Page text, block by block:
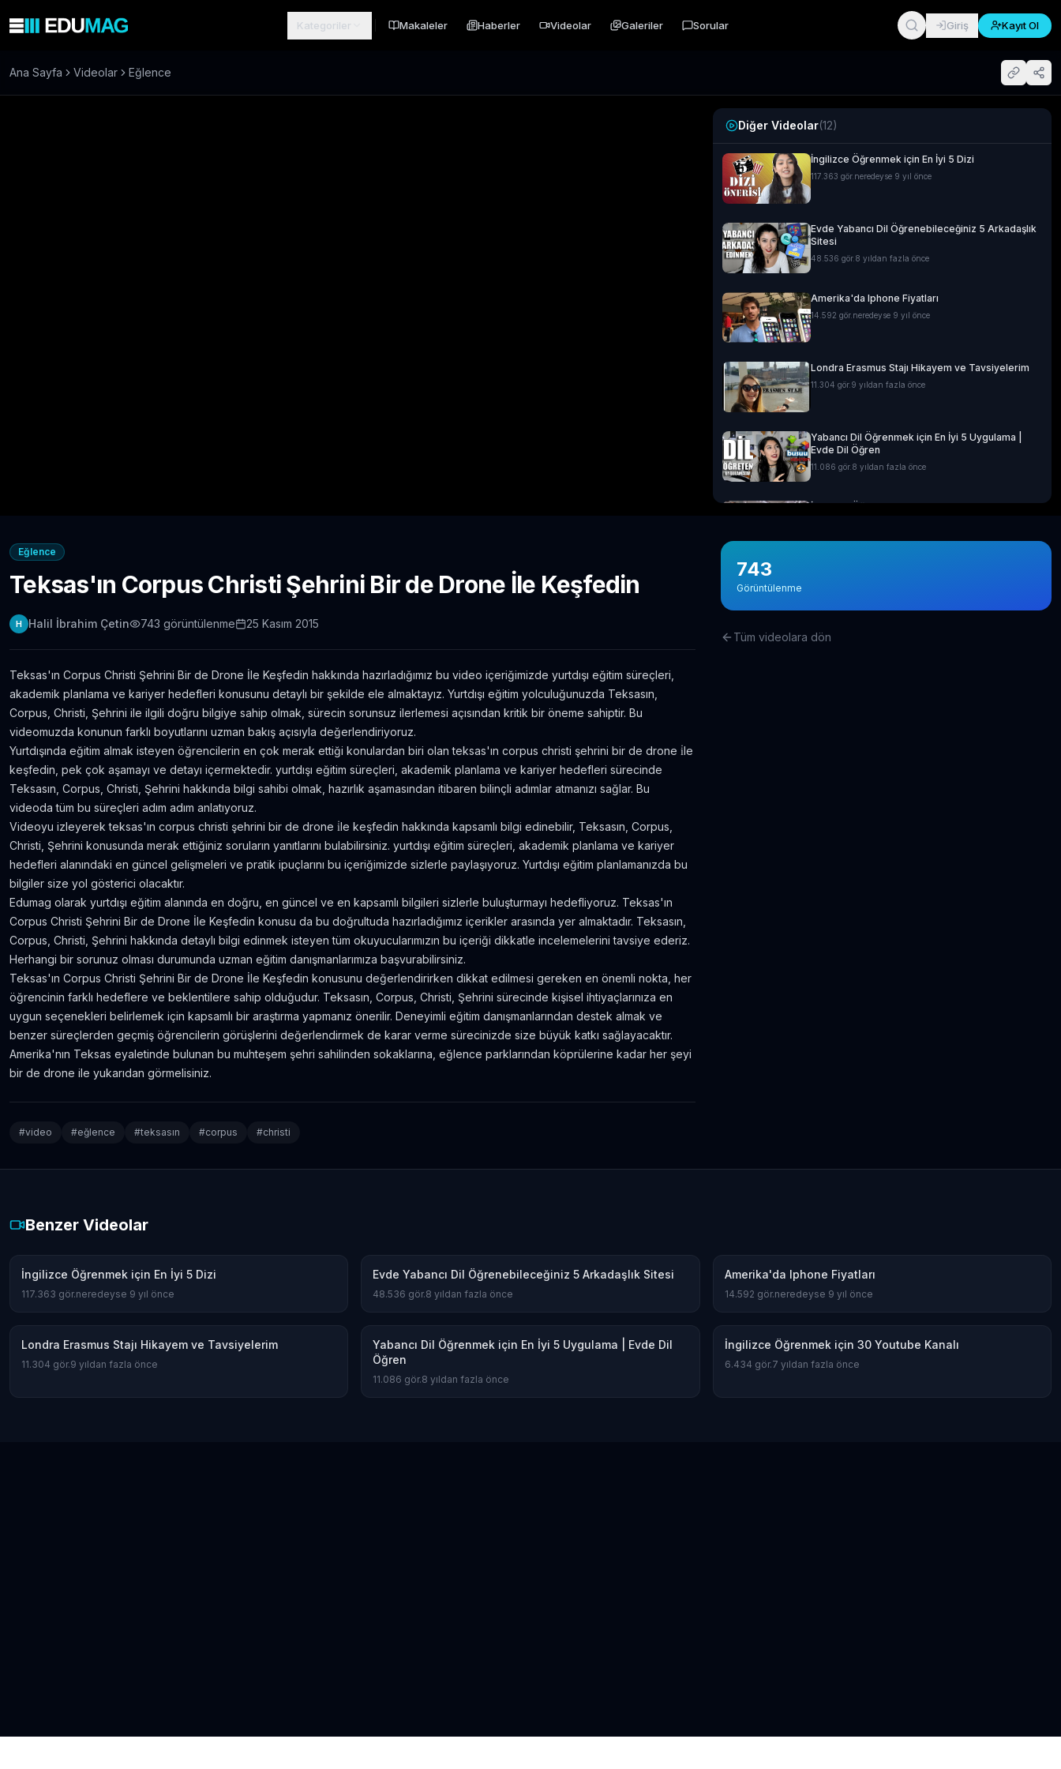
Kategoriler Makaleler Haberler Videolar Galeriler Sorular Giriş Kayıt Ol
Ana Sayfa Videolar Eğlence
Diğer Videolar(12)
İngilizce Öğrenmek için En İyi 5 Dizi
117.363 gör. neredeyse 9 yıl önce
Evde Yabancı Dil Öğrenebileceğiniz 5 Arkadaşlık
Sitesi
48.536 gör. 8 yıldan fazla önce
Amerika'da Iphone Fiyatları
14.592 gör. neredeyse 9 yıl önce
Londra Erasmus Stajı Hikayem ve Tavsiyelerim
11.304 gör. 9 yıldan fazla önce
Yabancı Dil Öğrenmek için En İyi 5 Uygulama |
Evde Dil Öğren
11.086 gör. 8 yıldan fazla önce
İngilizce Öğrenmek için 30 Youtube Kanalı
Eğlence
Teksas'ın Corpus Christi Şehrini Bir de Drone İle Keşfedin
H Halil İbrahim Çetin 743 görüntülenme 25 Kasım 2015
Teksas'ın Corpus Christi Şehrini Bir de Drone İle Keşfedin hakkında hazırladığımız bu video içeriğimizde yurtdışı eğitim süreçleri,
akademik planlama ve kariyer hedefleri konusunu detaylı bir şekilde ele almaktayız. Yurtdışı eğitim yolculuğunuzda Teksasın,
Corpus, Christi, Şehrini ile ilgili doğru bilgiye sahip olmak, sürecin sorunsuz ilerlemesi açısından kritik bir öneme sahiptir. Bu
videomuzda konunun farklı boyutlarını uzman bakış açısıyla değerlendiriyoruz.
Yurtdışında eğitim almak isteyen öğrencilerin en çok merak ettiği konulardan biri olan teksas'ın corpus christi şehrini bir de drone i̇le
keşfedin, pek çok aşamayı ve detayı içermektedir. yurtdışı eğitim süreçleri, akademik planlama ve kariyer hedefleri sürecinde
Teksasın, Corpus, Christi, Şehrini hakkında bilgi sahibi olmak, hazırlık aşamasından itibaren bilinçli adımlar atmanızı sağlar. Bu
videoda tüm bu süreçleri adım adım anlatıyoruz.
Videoyu izleyerek teksas'ın corpus christi şehrini bir de drone i̇le keşfedin hakkında kapsamlı bilgi edinebilir, Teksasın, Corpus,
Christi, Şehrini konusunda merak ettiğiniz soruların yanıtlarını bulabilirsiniz. yurtdışı eğitim süreçleri, akademik planlama ve kariyer
hedefleri alanındaki en güncel gelişmeleri ve pratik ipuçlarını bu içeriğimizde sizlerle paylaşıyoruz. Yurtdışı eğitim planlamanızda bu
bilgiler size yol gösterici olacaktır.
Edumag olarak yurtdışı eğitim alanında en doğru, en güncel ve en kapsamlı bilgileri sizlerle buluşturmayı hedefliyoruz. Teksas'ın
Corpus Christi Şehrini Bir de Drone İle Keşfedin konusu da bu doğrultuda hazırladığımız içerikler arasında yer almaktadır. Teksasın,
Corpus, Christi, Şehrini hakkında detaylı bilgi edinmek isteyen tüm okuyucularımızın bu içeriği dikkatle incelemelerini tavsiye ederiz.
Herhangi bir sorunuz olması durumunda uzman eğitim danışmanlarımıza başvurabilirsiniz.
Teksas'ın Corpus Christi Şehrini Bir de Drone İle Keşfedin konusunu değerlendirirken dikkat edilmesi gereken en önemli nokta, her
öğrencinin farklı hedeflere ve beklentilere sahip olduğudur. Teksasın, Corpus, Christi, Şehrini sürecinde kişisel ihtiyaçlarınıza en
uygun seçenekleri belirlemek için kapsamlı bir araştırma yapmanız önerilir. Deneyimli eğitim danışmanlarından destek almak ve
benzer süreçlerden geçmiş öğrencilerin görüşlerini değerlendirmek de karar verme sürecinizde size büyük katkı sağlayacaktır.
Amerika'nın Teksas eyaletinde bulunan bu muhteşem şehri sahilinden sokaklarına, eğlence parklarından köprülerine kadar her şeyi
bir de drone ile yukarıdan görmelisiniz.
#video #eğlence #teksasın #corpus #christi
743
Görüntülenme
Tüm videolara dön
Benzer Videolar
İngilizce Öğrenmek için En İyi 5 Dizi
117.363 gör.neredeyse 9 yıl önce
Evde Yabancı Dil Öğrenebileceğiniz 5 Arkadaşlık Sitesi
48.536 gör.8 yıldan fazla önce
Amerika'da Iphone Fiyatları
14.592 gör.neredeyse 9 yıl önce
Londra Erasmus Stajı Hikayem ve Tavsiyelerim
11.304 gör.9 yıldan fazla önce
Yabancı Dil Öğrenmek için En İyi 5 Uygulama | Evde Dil
Öğren
11.086 gör.8 yıldan fazla önce
İngilizce Öğrenmek için 30 Youtube Kanalı
6.434 gör.7 yıldan fazla önce